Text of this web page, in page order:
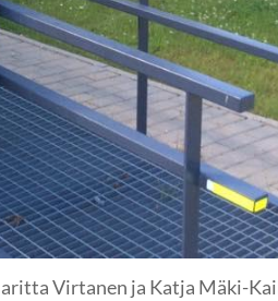
Virtanen ja Katja Mäki-